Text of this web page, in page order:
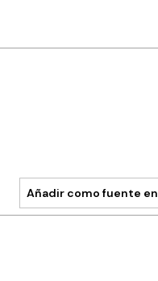
Añadir como fuente en